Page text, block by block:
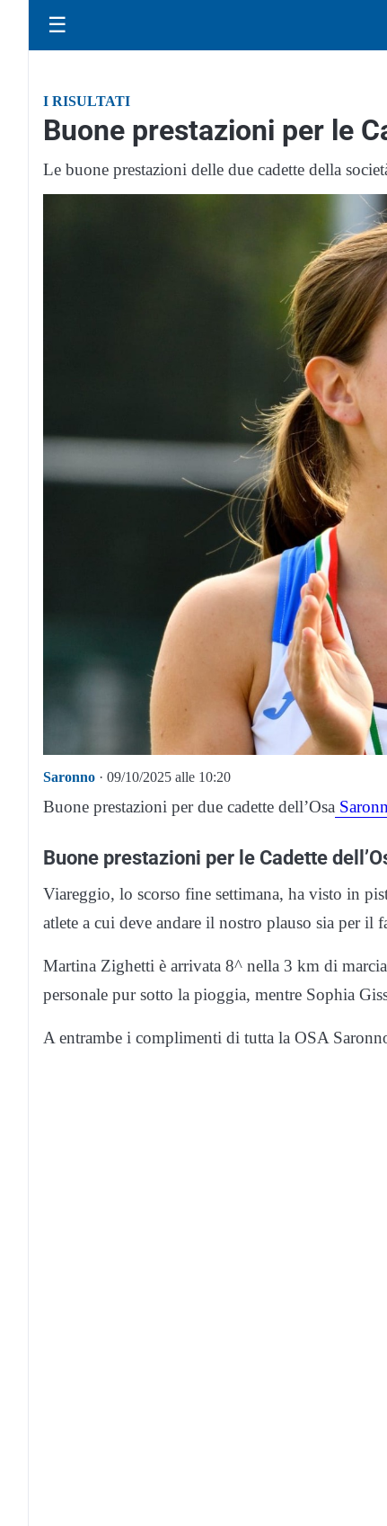
☰
I RISULTATI
Buone prestazioni per le
Le buone prestazioni delle due cadette della
Saronno · 09/10/2025 alle 10:20
Buone prestazioni per due cadette dell’Osa
Buone prestazioni per le Cadette
Viareggio, lo scorso fine settimana, ha visto in
atlete a cui deve andare il nostro plauso sia per il
Martina Zighetti è arrivata 8^ nella 3 km di
personale pur sotto la pioggia, mentre Sophia
A entrambe i complimenti di tutta la OSA